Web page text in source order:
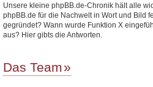
Unsere kleine phpBB.de-Chronik hält alle
phpBB.de für die Nachwelt in Wort und Bild
gegründet? Wann wurde Funktion X
aus? Hier gibts die Antworten.
Das Team